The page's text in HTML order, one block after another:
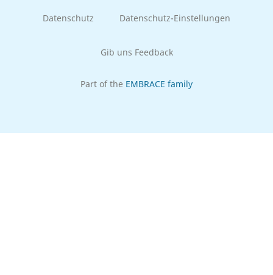
Datenschutz Datenschutz-Einstellungen
Gib uns Feedback
Part of the EMBRACE family